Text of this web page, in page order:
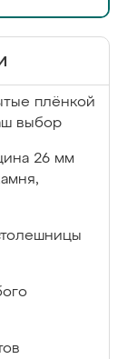
плёнкой
выбор
26 мм